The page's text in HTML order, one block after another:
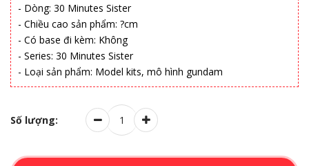
- Dòng: 30 Minutes Sister
- Chiều cao sản phẩm: ?cm
- Có base đi kèm: Không
- Series: 30 Minutes Sister
- Loại sản phẩm: Model kits, mô hình gundam
Số lượng: